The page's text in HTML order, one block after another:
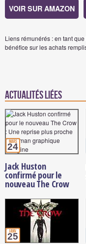
VOIR SUR AMAZON
Liens rémunérés : en tant
bénéfice sur les achats
Actualités Liées
mars
24
Jack Huston
confirmé pour le
nouveau The Crow
janv.
25